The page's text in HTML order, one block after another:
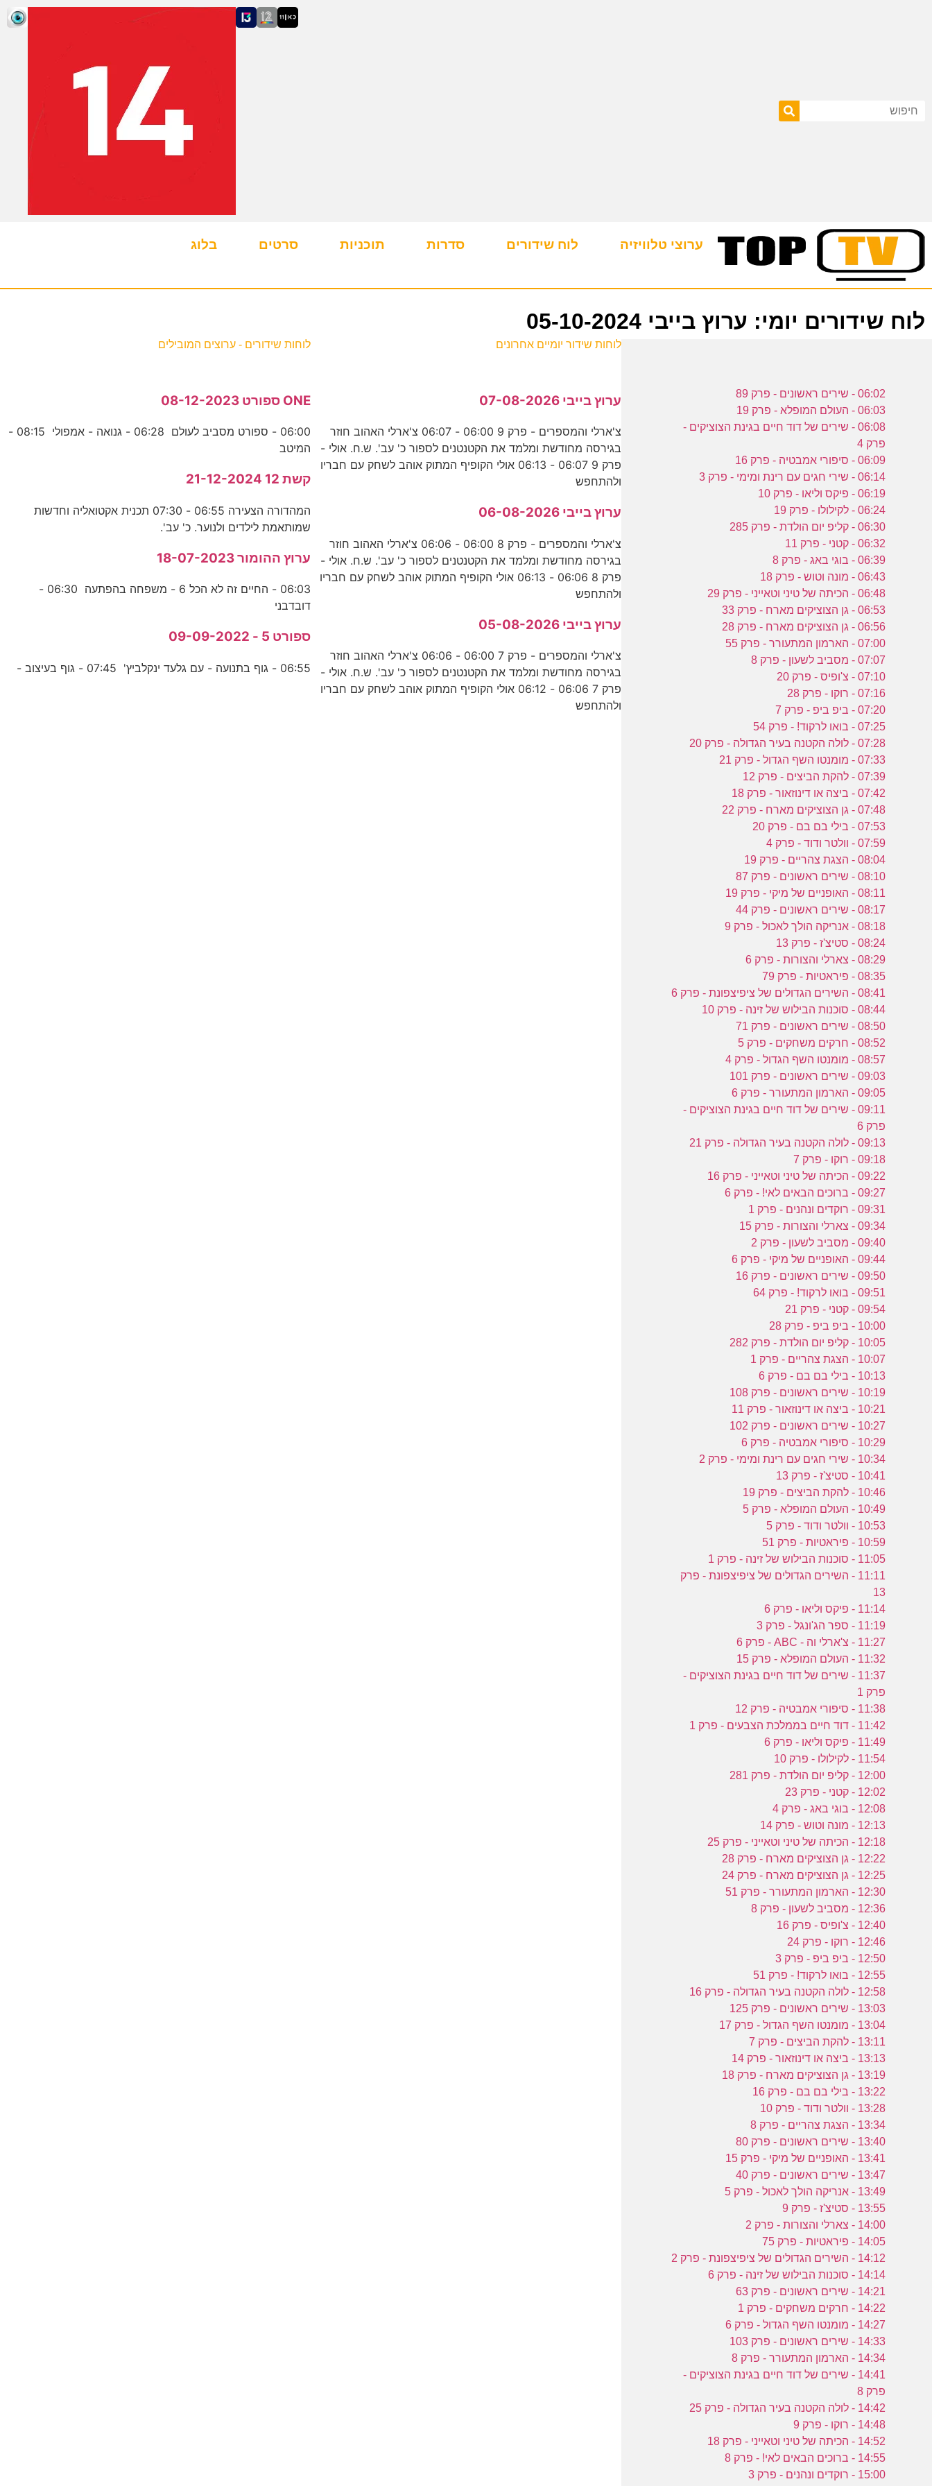
ערוצי טלוויזיה לוח שידורים סדרות תוכניות סרטים בלוג
לוח שידורים יומי: ערוץ בייבי 05-10-2024
06:02 - שירים ראשונים - פרק 89
06:03 - העולם המופלא - פרק 19
06:08 - שירים של דוד חיים בגינת הצוציקים -
פרק 4
06:09 - סיפורי אמבטיה - פרק 16
06:14 - שירי חגים עם רינת ומימי - פרק 3
06:19 - פיקס וליאו - פרק 10
06:24 - לקילולו - פרק 19
06:30 - קליפ יום הולדת - פרק 285
06:32 - קטני - פרק 11
06:39 - בוגי באג - פרק 8
06:43 - מונה וטוש - פרק 18
06:48 - הכיתה של טיני וטאייני - פרק 29
06:53 - גן הצוציקים מארח - פרק 33
06:56 - גן הצוציקים מארח - פרק 28
07:00 - הארמון המתעורר - פרק 55
07:07 - מסביב לשעון - פרק 8
07:10 - צ'ופיס - פרק 20
07:16 - רוקו - פרק 28
07:20 - ביפ ביפ - פרק 7
07:25 - בואו לרקוד! - פרק 54
07:28 - לולה הקטנה בעיר הגדולה - פרק 20
07:33 - מומנטו השף הגדול - פרק 21
07:39 - להקת הביצים - פרק 12
07:42 - ביצה או דינוזאור - פרק 18
07:48 - גן הצוציקים מארח - פרק 22
07:53 - בילי בם בם - פרק 20
07:59 - וולטר ודוד - פרק 4
08:04 - הצגת צהריים - פרק 19
08:10 - שירים ראשונים - פרק 87
08:11 - האופניים של מיקי - פרק 19
08:17 - שירים ראשונים - פרק 44
08:18 - אנריקה הולך לאכול - פרק 9
08:24 - סטיצ'ז - פרק 13
08:29 - צארלי והצורות - פרק 6
08:35 - פיראטיות - פרק 79
08:41 - השירים הגדולים של ציפיצפונת - פרק 6
08:44 - סוכנות הבילוש של זינה - פרק 10
08:50 - שירים ראשונים - פרק 71
08:52 - חרקים משחקים - פרק 5
08:57 - מומנטו השף הגדול - פרק 4
09:03 - שירים ראשונים - פרק 101
09:05 - הארמון המתעורר - פרק 6
09:11 - שירים של דוד חיים בגינת הצוציקים -
פרק 6
09:13 - לולה הקטנה בעיר הגדולה - פרק 21
09:18 - רוקו - פרק 7
09:22 - הכיתה של טיני וטאייני - פרק 16
09:27 - ברוכים הבאים לאי! - פרק 6
09:31 - רוקדים ונהנים - פרק 1
09:34 - צארלי והצורות - פרק 15
09:40 - מסביב לשעון - פרק 2
09:44 - האופניים של מיקי - פרק 6
09:50 - שירים ראשונים - פרק 16
09:51 - בואו לרקוד! - פרק 64
09:54 - קטני - פרק 21
10:00 - ביפ ביפ - פרק 28
10:05 - קליפ יום הולדת - פרק 282
10:07 - הצגת צהריים - פרק 1
10:13 - בילי בם בם - פרק 6
10:19 - שירים ראשונים - פרק 108
10:21 - ביצה או דינוזאור - פרק 11
10:27 - שירים ראשונים - פרק 102
10:29 - סיפורי אמבטיה - פרק 6
10:34 - שירי חגים עם רינת ומימי - פרק 2
10:41 - סטיצ'ז - פרק 13
10:46 - להקת הביצים - פרק 19
10:49 - העולם המופלא - פרק 5
10:53 - וולטר ודוד - פרק 5
10:59 - פיראטיות - פרק 51
11:05 - סוכנות הבילוש של זינה - פרק 1
11:11 - השירים הגדולים של ציפיצפונת - פרק
13
11:14 - פיקס וליאו - פרק 6
11:19 - ספר הג'ונגל - פרק 3
11:27 - צ'ארלי וה - ABC - פרק 6
11:32 - העולם המופלא - פרק 15
11:37 - שירים של דוד חיים בגינת הצוציקים -
פרק 1
11:38 - סיפורי אמבטיה - פרק 12
11:42 - דוד חיים בממלכת הצבעים - פרק 1
11:49 - פיקס וליאו - פרק 6
11:54 - לקילולו - פרק 10
12:00 - קליפ יום הולדת - פרק 281
12:02 - קטני - פרק 23
12:08 - בוגי באג - פרק 4
12:13 - מונה וטוש - פרק 14
12:18 - הכיתה של טיני וטאייני - פרק 25
12:22 - גן הצוציקים מארח - פרק 28
12:25 - גן הצוציקים מארח - פרק 24
12:30 - הארמון המתעורר - פרק 51
12:36 - מסביב לשעון - פרק 8
12:40 - צ'ופיס - פרק 16
12:46 - רוקו - פרק 24
12:50 - ביפ ביפ - פרק 3
12:55 - בואו לרקוד! - פרק 51
12:58 - לולה הקטנה בעיר הגדולה - פרק 16
13:03 - שירים ראשונים - פרק 125
13:04 - מומנטו השף הגדול - פרק 17
13:11 - להקת הביצים - פרק 7
13:13 - ביצה או דינוזאור - פרק 14
13:19 - גן הצוציקים מארח - פרק 18
13:22 - בילי בם בם - פרק 16
13:28 - וולטר ודוד - פרק 10
13:34 - הצגת צהריים - פרק 8
13:40 - שירים ראשונים - פרק 80
13:41 - האופניים של מיקי - פרק 15
13:47 - שירים ראשונים - פרק 40
13:49 - אנריקה הולך לאכול - פרק 5
13:55 - סטיצ'ז - פרק 9
14:00 - צארלי והצורות - פרק 2
14:05 - פיראטיות - פרק 75
14:12 - השירים הגדולים של ציפיצפונת - פרק 2
14:14 - סוכנות הבילוש של זינה - פרק 6
14:21 - שירים ראשונים - פרק 63
14:22 - חרקים משחקים - פרק 1
14:27 - מומנטו השף הגדול - פרק 6
14:33 - שירים ראשונים - פרק 103
14:34 - הארמון המתעורר - פרק 8
14:41 - שירים של דוד חיים בגינת הצוציקים -
פרק 8
14:42 - לולה הקטנה בעיר הגדולה - פרק 25
14:48 - רוקו - פרק 9
14:52 - הכיתה של טיני וטאייני - פרק 18
14:55 - ברוכים הבאים לאי! - פרק 8
15:00 - רוקדים ונהנים - פרק 3
לוחות שידור יומיים אחרונים
ערוץ בייבי 07-08-2026
צ'ארלי והמספרים - פרק 9 06:00 - 06:07 צ'ארלי האהוב חוזר
בגירסה מחודשת ומלמד את הקטנטנים לספור כ' עב'. ש.ח. אולי -
פרק 9 06:07 - 06:13 אולי הקופיף המתוק אוהב לשחק עם חבריו
ולהתחפש
ערוץ בייבי 06-08-2026
צ'ארלי והמספרים - פרק 8 06:00 - 06:06 צ'ארלי האהוב חוזר
בגירסה מחודשת ומלמד את הקטנטנים לספור כ' עב'. ש.ח. אולי -
פרק 8 06:06 - 06:13 אולי הקופיף המתוק אוהב לשחק עם חבריו
ולהתחפש
ערוץ בייבי 05-08-2026
צ'ארלי והמספרים - פרק 7 06:00 - 06:06 צ'ארלי האהוב חוזר
בגירסה מחודשת ומלמד את הקטנטנים לספור כ' עב'. ש.ח. אולי -
פרק 7 06:06 - 06:12 אולי הקופיף המתוק אוהב לשחק עם חבריו
ולהתחפש
לוחות שידורים - ערוצים המובילים
ONE ספורט 08-12-2023
06:00 - ספורט מסביב לעולם 06:28 - גנואה - אמפולי 08:15 -
המיטב
קשת 12 21-12-2024
המהדורה הצעירה 06:55 - 07:30 תכנית אקטואליה וחדשות
שמותאמת לילדים ולנוער. כ' עב'.
ערוץ ההומור 18-07-2023
06:03 - החיים זה לא הכל 6 - משפחה בהפתעה 06:30 -
דובדבני
ספורט 5 - 09-09-2022
06:55 - גוף בתנועה - עם גלעד ינקלביץ' 07:45 - גוף בעיצוב -